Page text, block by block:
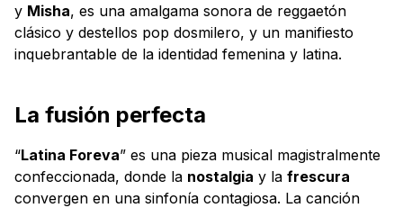
y Misha, es una amalgama sonora de reggaetón
clásico y destellos pop dosmilero, y un manifiesto
inquebrantable de la identidad femenina y latina.
La fusión perfecta
“Latina Foreva” es una pieza musical magistralmente
confeccionada, donde la nostalgia y la frescura
convergen en una sinfonía contagiosa. La canción